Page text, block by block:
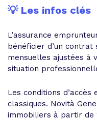
💡 Les infos clés
L’assurance
bénéficier d’un contrat
mensuelles ajustées à
situation
Les conditions
classiques. Novità
immobiliers à partir